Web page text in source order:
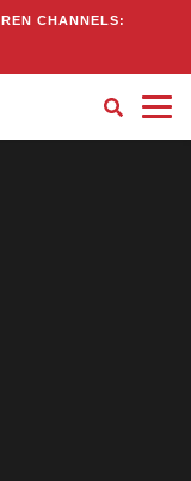
CHANNELS: